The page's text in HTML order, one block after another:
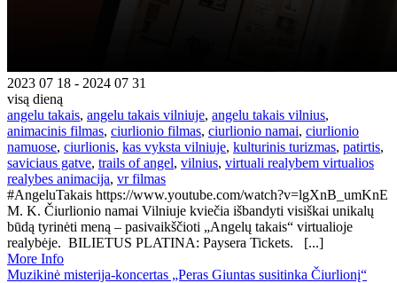
2023 07 18 - 2024 07 31
visą dieną
angelu takais, angelu takais vilniuje, angelu takais vilnius,
animacinis filmas, ciurlionio filmas, ciurlionio namai, ciurlionio
namuose, ciurlionis, kas vyksta vilniuje, kulturinis turizmas, patirtis,
saviciaus gatve, trails of angel, vilnius, virtuali realybem virtualios
realybes animacija, vr filmas
#AngeluTakais https://www.youtube.com/watch?v=lgXnB_umKnE
M. K. Čiurlionio namai Vilniuje kviečia išbandyti visiškai unikalų
būdą tyrinėti meną – pasivaikščioti „Angelų takais“ virtualioje
realybėje. BILIETUS PLATINA: Paysera Tickets. [...]
More Info
Muzikinė misterija-koncertas „Peras Giuntas susitinka Čiurlionį“